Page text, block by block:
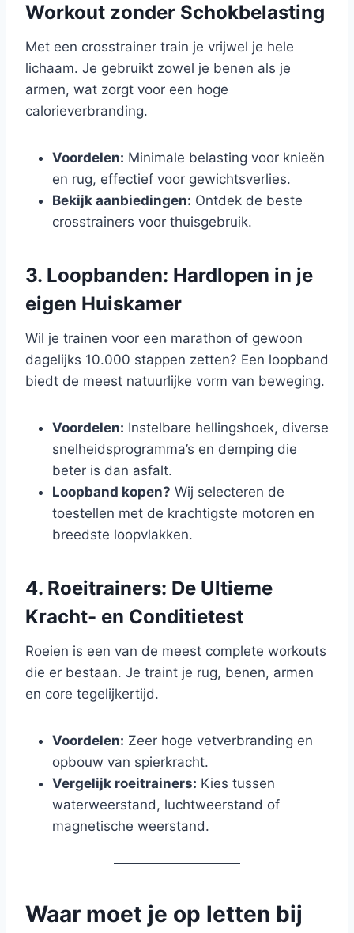
Workout zonder Schokbelasting
Met een crosstrainer train je vrijwel je hele
lichaam. Je gebruikt zowel je benen als je
armen, wat zorgt voor een hoge
calorieverbranding.
Voordelen: Minimale belasting voor knieën
en rug, effectief voor gewichtsverlies.
Bekijk aanbiedingen: Ontdek de beste
crosstrainers voor thuisgebruik.
3. Loopbanden: Hardlopen in je
eigen Huiskamer
Wil je trainen voor een marathon of gewoon
dagelijks 10.000 stappen zetten? Een loopband
biedt de meest natuurlijke vorm van beweging.
Voordelen: Instelbare hellingshoek, diverse
snelheidsprogramma’s en demping die
beter is dan asfalt.
Loopband kopen? Wij selecteren de
toestellen met de krachtigste motoren en
breedste loopvlakken.
4. Roeitrainers: De Ultieme
Kracht- en Conditietest
Roeien is een van de meest complete workouts
die er bestaan. Je traint je rug, benen, armen
en core tegelijkertijd.
Voordelen: Zeer hoge vetverbranding en
opbouw van spierkracht.
Vergelijk roeitrainers: Kies tussen
waterweerstand, luchtweerstand of
magnetische weerstand.
Waar moet je op letten bij